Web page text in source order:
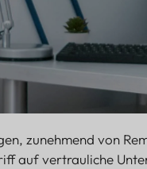
zunehmend von
auf vertrauliche